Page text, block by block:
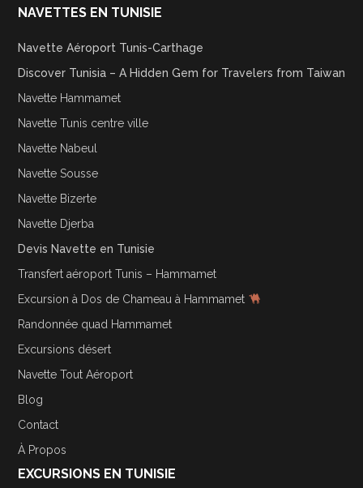
NAVETTES EN TUNISIE
Navette Aéroport Tunis-Carthage
Discover Tunisia – A Hidden Gem for Travelers from Taiwan
Navette Hammamet
Navette Tunis centre ville
Navette Nabeul
Navette Sousse
Navette Bizerte
Navette Djerba
Devis Navette en Tunisie
Transfert aéroport Tunis – Hammamet
Excursion à Dos de Chameau à Hammamet
Randonnée quad Hammamet
Excursions désert
Navette Tout Aéroport
Blog
Contact
À Propos
EXCURSIONS EN TUNISIE